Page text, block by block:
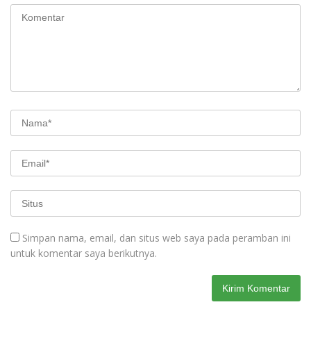
Simpan nama, email, dan situs web saya pada peramban ini
untuk komentar saya berikutnya.